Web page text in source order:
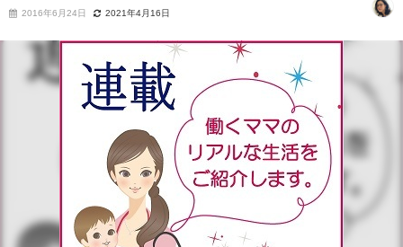
2016年6月24日 2021年4月16日